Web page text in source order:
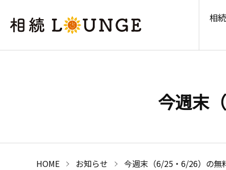
相
今週末
HOME お知らせ 今週末（6/25・6/26）の無